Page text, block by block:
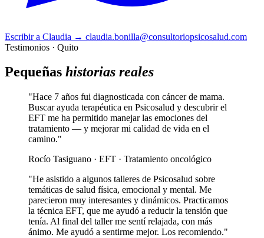
Escribir a Claudia → claudia.bonilla@consultoriopsicosalud.com
Testimonios · Quito
Pequeñas historias reales
"Hace 7 años fui diagnosticada con cáncer de mama.
Buscar ayuda terapéutica en Psicosalud y descubrir el
EFT me ha permitido manejar las emociones del
tratamiento — y mejorar mi calidad de vida en el
camino."
Rocío Tasiguano · EFT · Tratamiento oncológico
"He asistido a algunos talleres de Psicosalud sobre
temáticas de salud física, emocional y mental. Me
parecieron muy interesantes y dinámicos. Practicamos
la técnica EFT, que me ayudó a reducir la tensión que
tenía. Al final del taller me sentí relajada, con más
ánimo. Me ayudó a sentirme mejor. Los recomiendo."